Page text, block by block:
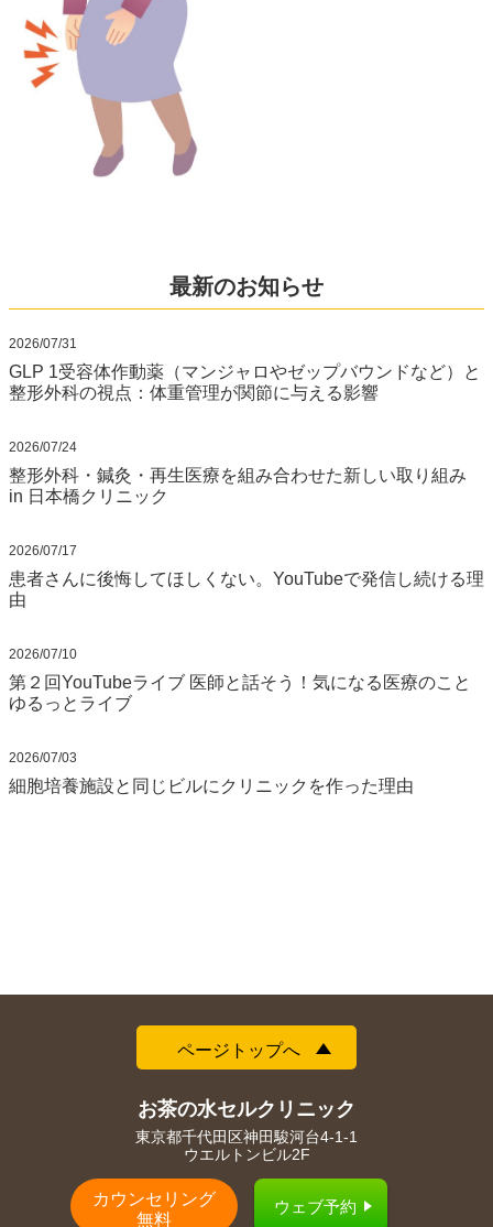
最新のお知らせ
2026/07/31
GLP 1受容体作動薬（マンジャロやゼップバウンドなど）と
整形外科の視点：体重管理が関節に与える影響
2026/07/24
整形外科・鍼灸・再生医療を組み合わせた新しい取り組み
in 日本橋クリニック
2026/07/17
患者さんに後悔してほしくない。YouTubeで発信し続ける理
由
2026/07/10
第２回YouTubeライブ 医師と話そう！気になる医療のこと
ゆるっとライブ
2026/07/03
細胞培養施設と同じビルにクリニックを作った理由
ページトップへ
お茶の水セルクリニック
東京都千代田区神田駿河台4-1-1
ウエルトンビル2F
カウンセリング
無料
ウェブ予約